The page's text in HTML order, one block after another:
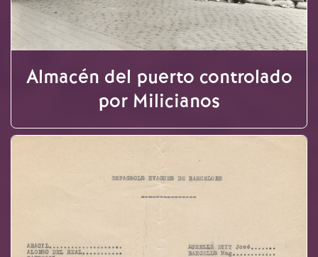
Almacén del puerto controlado
por Milicianos